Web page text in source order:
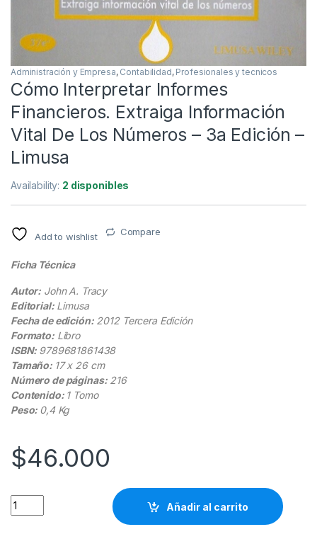
Administración y Empresa, Contabilidad, Profesionales y tecnicos
Cómo Interpretar Informes
Financieros. Extraiga Información
Vital De Los Números – 3a Edición –
Limusa
Availability: 2 disponibles
Add to wishlist Compare
Ficha Técnica
Autor: John A. Tracy
Editorial:Limusa
Fecha de edición:2012 Tercera Edición
Formato:Libro
ISBN: 9789681861438
Tamaño: 17 x 26 cm
Número de páginas:216
Contenido: 1 Tomo
Peso: 0,4 Kg
$46.000
Cómo Interpretar Informes Financieros. Extraiga
Añadir al carrito